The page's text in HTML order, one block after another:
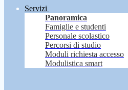
Servizi
Panoramica
Famiglie e studenti
Personale scolastico
Percorsi di studio
Moduli richiesta accesso
Modulistica smart